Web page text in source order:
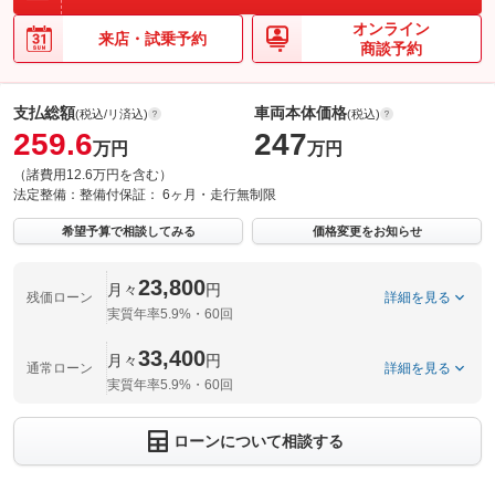
来店・試乗予約
オンライン
商談予約
支払総額(税込/リ済込)
259.6万円
（諸費用12.6万円を含む）
車両本体価格(税込)
247万円
法定整備： 整備付保証： 6ヶ月・走行無制限
希望予算で相談してみる 価格変更をお知らせ
残価ローン 月々23,800円
実質年率5.9%・60回
詳細を見る
通常ローン 月々33,400円
実質年率5.9%・60回
詳細を見る
ローンについて相談する